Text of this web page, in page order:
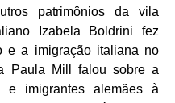
patrimônios da vila
Izabela Boldrini fez
e a imigração italiana no
Paula Mill falou sobre a
e imigrantes alemães à